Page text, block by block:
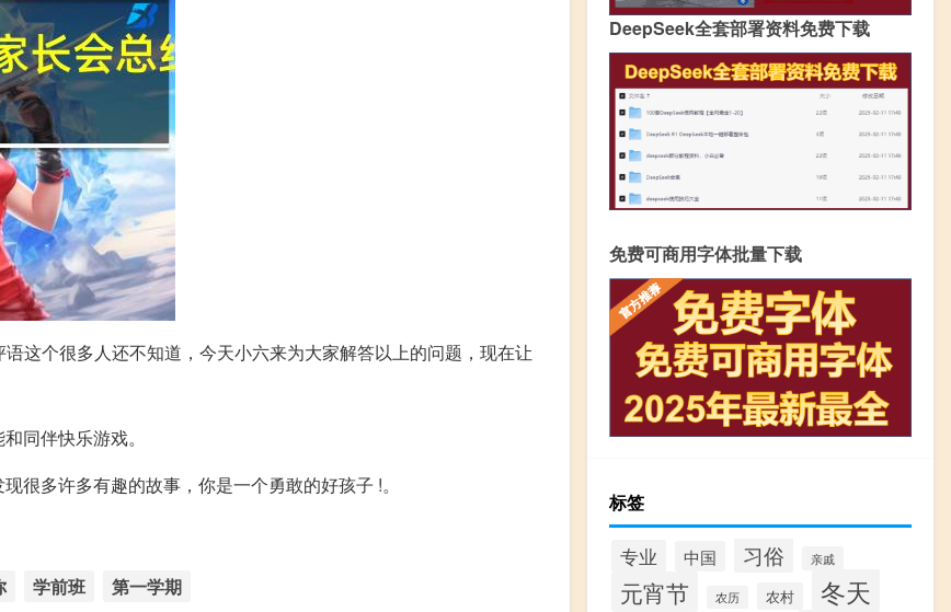
这个很多人还不知道，今天小六来为大家解答以上的问题，现在让
同伴快乐游戏。
很多许多有趣的故事，你是一个勇敢的好孩子 !。
学前班 第一学期
DeepSeek全套部署资料免费下载
免费可商用字体批量下载
标签
专业 中国 习俗 亲戚
元宵节 农历 农村 冬天